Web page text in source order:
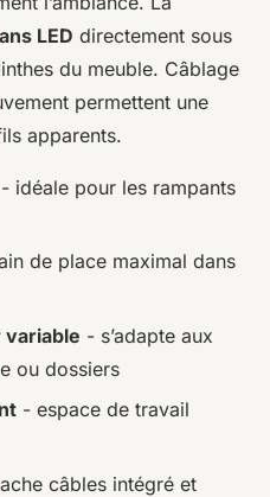
LED directement sous
du meuble. Câblage
permettent une
apparents.
- idéale pour les rampants
de place maximal dans
variable - s’adapte aux
ou dossiers
- espace de travail
câbles intégré et